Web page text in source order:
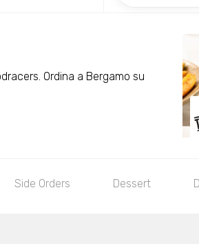
Ordina a Bergamo su
Side Orders Dessert